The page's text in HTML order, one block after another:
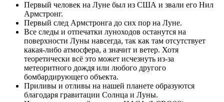
Первый человек на Луне был из США и звали его Нил
Армстронг.
Первый след Армстронга до сих пор на Луне.
Все следы и отпечатки луноходов останутся на
поверхности Луны навсегда, так как там отсутствует
какая-либо атмосфера, а значит и ветер. Хотя
теоретически всё это может исчезнуть из-за
метеоритного дождя или любого другого
бомбардирующего объекта.
Приливы и отливы на нашей планете образуются
благодаря гравитации Солнца и Луны.